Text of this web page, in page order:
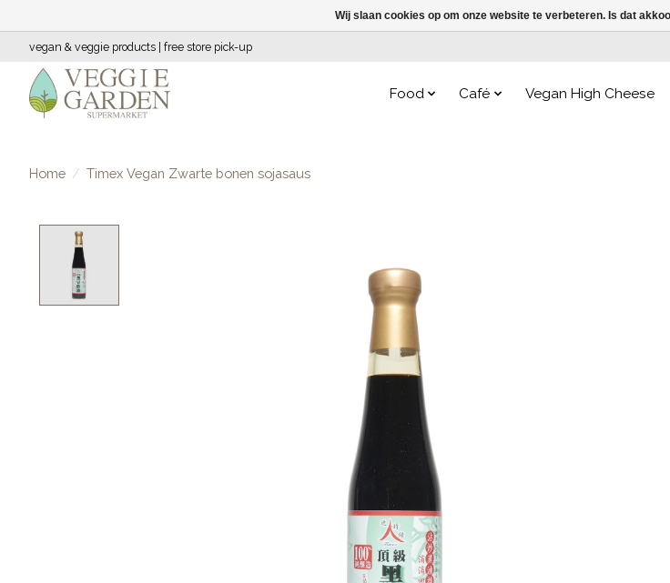
vegan & veggie products | free store pick-up
Food Café Vegan High Cheese
Home / Timex Vegan Zwarte bonen sojasaus
Wij slaan cookies op om onze website te verbeteren. Is dat